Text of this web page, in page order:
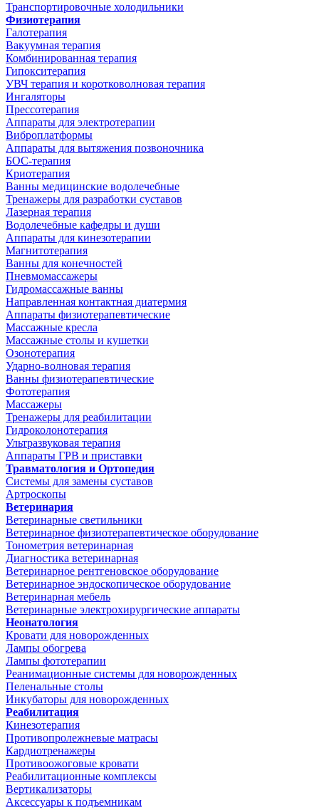
Транспортировочные холодильники
Физиотерапия
Галотерапия
Вакуумная терапия
Комбинированная терапия
Гипокситерапия
УВЧ терапия и коротковолновая терапия
Ингаляторы
Прессотерапия
Аппараты для электротерапии
Виброплатформы
Аппараты для вытяжения позвоночника
БОС-терапия
Криотерапия
Ванны медицинские водолечебные
Тренажеры для разработки суставов
Лазерная терапия
Водолечебные кафедры и души
Аппараты для кинезотерапии
Магнитотерапия
Ванны для конечностей
Пневмомассажеры
Гидромассажные ванны
Направленная контактная диатермия
Аппараты физиотерапевтические
Массажные кресла
Массажные столы и кушетки
Озонотерапия
Ударно-волновая терапия
Ванны физиотерапевтические
Фототерапия
Массажеры
Тренажеры для реабилитации
Гидроколонотерапия
Ультразвуковая терапия
Аппараты ГРВ и приставки
Травматология и Ортопедия
Системы для замены суставов
Артроскопы
Ветеринария
Ветеринарные светильники
Ветеринарное физиотерапевтическое оборудование
Тонометрия ветеринарная
Диагностика ветеринарная
Ветеринарное рентгеновское оборудование
Ветеринарное эндоскопическое оборудование
Ветеринарная мебель
Ветеринарные электрохирургические аппараты
Неонатология
Кровати для новорожденных
Лампы обогрева
Лампы фототерапии
Реанимационные системы для новорожденных
Пеленальные столы
Инкубаторы для новорожденных
Реабилитация
Кинезотерапия
Противопролежневые матрасы
Кардиотренажеры
Противоожоговые кровати
Реабилитационные комплексы
Вертикализаторы
Аксессуары к подъемникам